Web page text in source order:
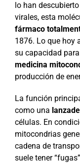
lo han
virales, esta
fármaco
1876. Lo que hoy
su capacidad
medicina
producción de
La función
como una
células. En
mitocondrias
cadena de
suele tener